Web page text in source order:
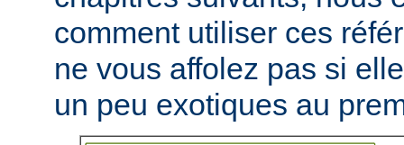
comment utiliser ces
ne vous affolez pas si
un peu exotiques au